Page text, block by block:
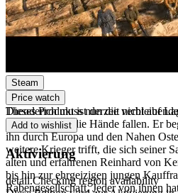
Theoderich muss nun die
Ulrich nicht in die Hände fallen. Er
ihn durch Europa und den Nahen
weitere Krieger trifft, die sich seiner
alten und erfahrenen Reinhard von
bis hin zur ehrgeizigen jungen
Rabengesellschaft. Jeder von ihnen
Steam
Price watch
Dieses Produkt ist derzeit nicht auf
Add to wishlist
Aktivierung
detail.Checking region availability